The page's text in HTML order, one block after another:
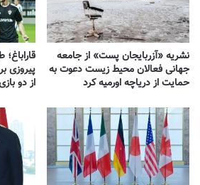
نشریه «آزربایجان پست» از جامعه
جهانی فعالان محیط زیست دعوت به
حمایت از دریاچه اورمیه کرد
از دو